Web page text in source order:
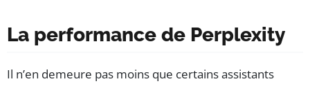
La performance de Perplexity
Il n’en demeure pas moins que certains assistants